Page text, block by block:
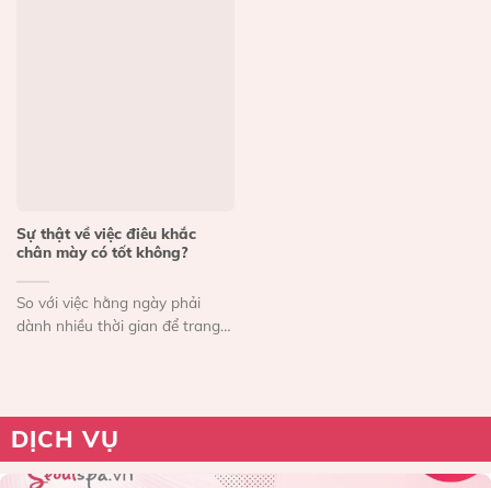
Sự thật về việc điêu khắc
chân mày có tốt không?
So với việc hằng ngày phải
dành nhiều thời gian để trang
DỊCH VỤ